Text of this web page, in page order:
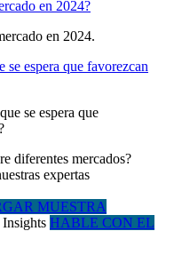
en 2024?
en 2024.
se espera que favorezcan
se espera que
diferentes mercados?
expertas
MUESTRA
HABLE CON EL